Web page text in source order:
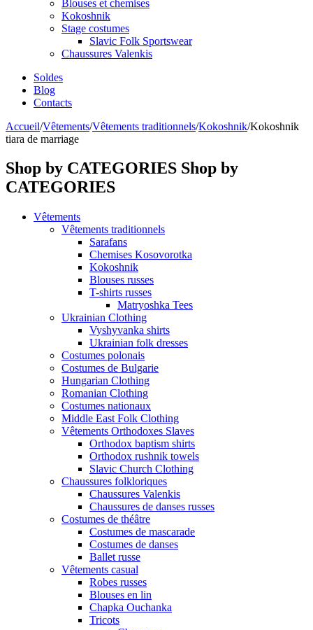
Blouses et chemises
Kokoshnik
Stage costumes
Slavic Folk Sportswear
Chaussures Valenkis
Soldes
Blog
Contacts
Accueil/Vêtements/Vêtements traditionnels/Kokoshnik/Kokoshnik
tiara de marriage
Shop by CATEGORIES Shop by
CATEGORIES
Vêtements
Vêtements traditionnels
Sarafans
Chemises Kosovorotka
Kokoshnik
Blouses russes
T-shirts russes
Matryoshka Tees
Ukrainian Clothing
Vyshyvanka shirts
Ukrainian folk dresses
Costumes polonais
Costumes de Bulgarie
Hungarian Clothing
Romanian Clothing
Costumes nationaux
Middle East Folk Clothing
Vêtements Orthodoxes Slaves
Orthodox baptism shirts
Orthodox rushnik towels
Slavic Church Clothing
Chaussures folkloriques
Chaussures Valenkis
Chaussures de danses russes
Costumes de théâtre
Costumes de mascarade
Costumes de danses
Ballet russe
Vêtements casual
Robes russes
Blouses en lin
Chapka Ouchanka
Tricots